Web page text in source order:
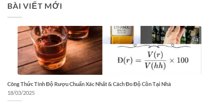
BÀI VIẾT MỚI
Công Thức Tính Độ Rượu Chuẩn Xác Nhất & Cách Đo Độ Cồn Tại Nhà
18/03/2025